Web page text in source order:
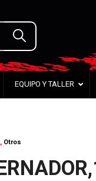
EQUIPO Y TALLER
, Otros